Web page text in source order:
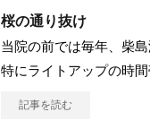
桜の通り抜け
当院の前では毎年、柴
特にライトアップの時
記事を読む